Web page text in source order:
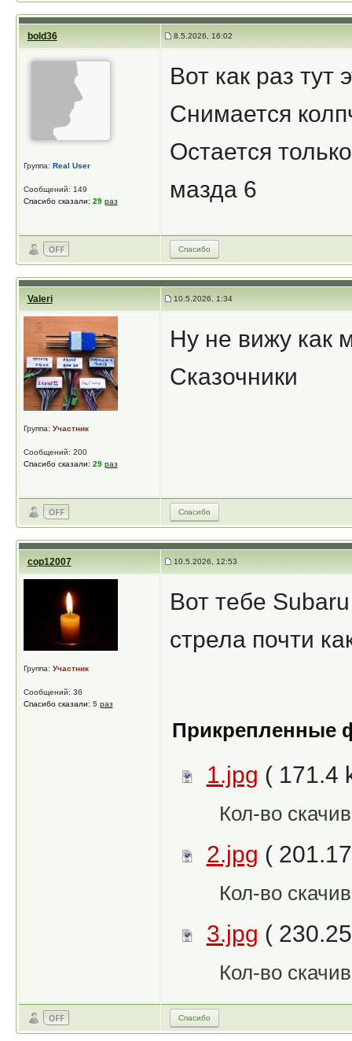
bold36 8.5.2026, 16:02
Группа: Real User
Сообщений: 149
Спасибо сказали: 29 раз
Вот как раз тут
Снимается
Остается
мазда 6
Спасибо
Valeri 10.5.2026, 1:34
Группа: Участник
Сообщений: 200
Спасибо сказали: 29 раз
Ну не вижу как
Сказочники
Спасибо
cop12007 10.5.2026, 12:53
Группа: Участник
Сообщений: 36
Спасибо сказали: 5 раз
Вот тебе
стрела почти
Прикрепленные
1.jpg ( 171.4
Кол-во
2.jpg (
Кол-во
3.jpg (
Кол-во
Спасибо